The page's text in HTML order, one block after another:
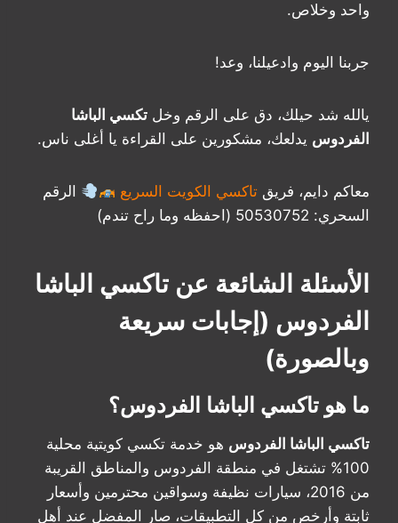
واحد وخلاص.
جربنا اليوم وادعيلنا، وعد!
يالله شد حيلك، دق على الرقم وخل تكسي الباشا
الفردوس يدلعك، مشكورين على القراءة يا أغلى ناس.
معاكم دايم، فريق تاكسي الكويت السريع
الرقم
السحري: 50530752 (احفظه وما راح تندم)
الأسئلة الشائعة عن تاكسي الباشا
الفردوس (إجابات سريعة
وبالصورة)
ما هو تاكسي الباشا الفردوس؟
تاكسي الباشا الفردوس هو خدمة تكسي كويتية محلية
100% تشتغل في منطقة الفردوس والمناطق القريبة
من 2016، سيارات نظيفة وسواقين محترمين وأسعار
ثابتة وأرخص من كل التطبيقات، صار المفضل عند أهل